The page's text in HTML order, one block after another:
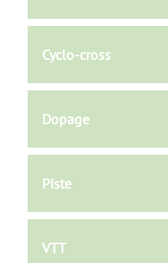
Cyclo-cross
Dopage
Piste
VTT